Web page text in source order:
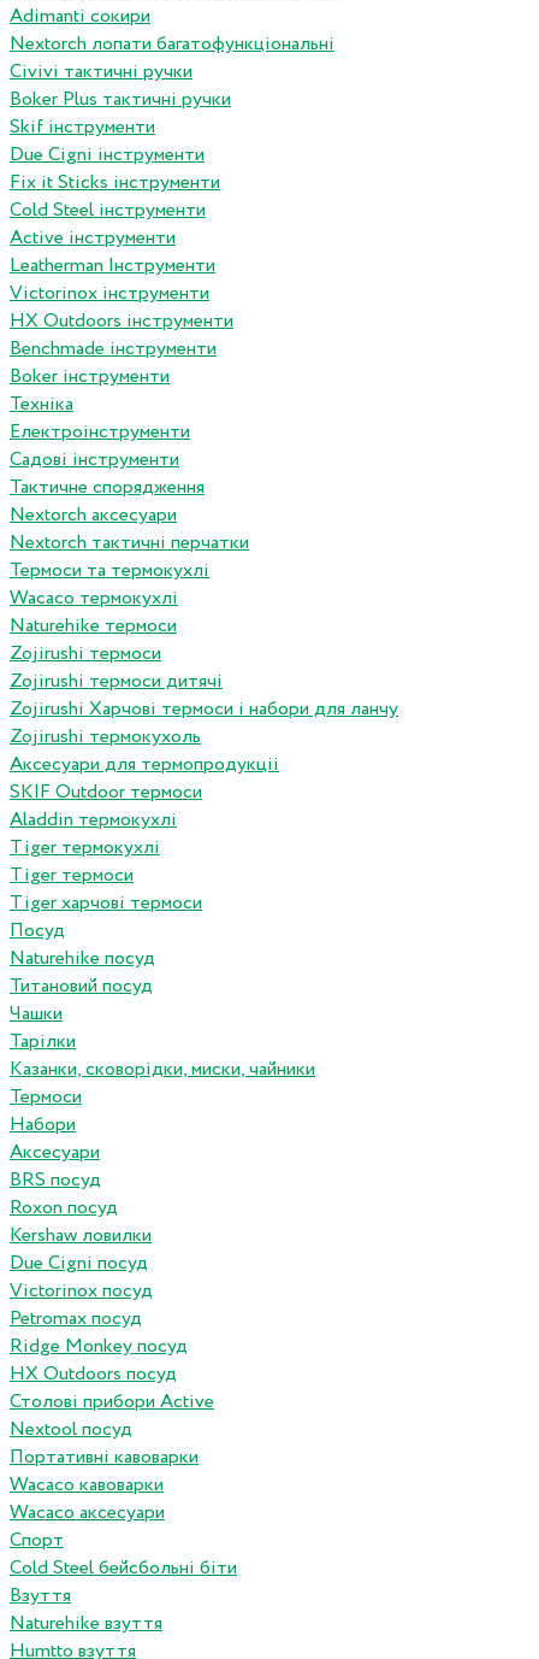
Adimanti сокири
Nextorch лопати багатофункціональні
Сivivi тактичні ручки
Boker Plus тактичні ручки
Skif інструменти
Due Cigni інструменти
Fix it Sticks інструменти
Сold Steel інструменти
Active інструменти
Leatherman Інструменти
Victorinox інструменти
HX Outdoors інструменти
Benchmade інструменти
Boker інструменти
Техніка
Електроінструменти
Садові інструменти
Тактичне спорядження
Nextorch аксесуари
Nextorch тактичні перчатки
Термоси та термокухлі
Wacaco термокухлі
Naturehike термоси
Zojirushi термоси
Zojirushi термоси дитячі
Zojirushi Харчові термоси і набори для ланчу
Zojirushi термокухоль
Аксесуари для термопродукціі
SKIF Outdoor термоси
Aladdin термокухлі
Tiger термокухлі
Tiger термоси
Tiger харчові термоси
Посуд
Naturehike посуд
Титановий посуд
Чашки
Тарілки
Казанки, сковорідки, миски, чайники
Термоси
Набори
Аксесуари
BRS посуд
Roxon посуд
Kershaw ловилки
Due Cigni посуд
Victorinox посуд
Petromax посуд
Ridge Monkey посуд
HX Outdoors посуд
Столові прибори Active
Nextool посуд
Портативні кавоварки
Wacaco кавоварки
Wacaco аксесуари
Спорт
Cold Steel бейсбольні біти
Взуття
Naturehike взуття
Humtto взуття